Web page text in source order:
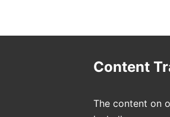
Content
The content on